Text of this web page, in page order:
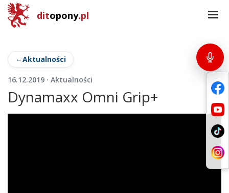
ditopony.pl
Aktualności
16.12.2019 · Aktualności
Dynamaxx Omni Grip+